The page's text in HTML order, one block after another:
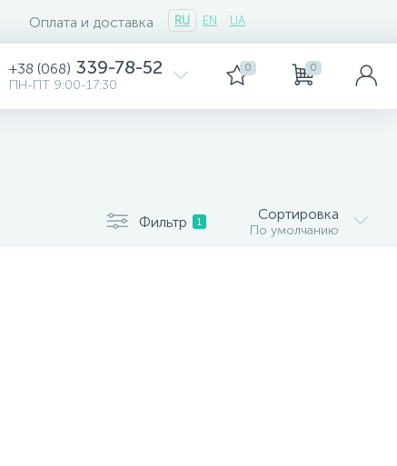
Оплата и доставка RU EN UA
+38 (068) 339-78-52
ПН-ПТ 9:00-17:30
0 0
Фильтр 1 Сортировка
По умолчанию